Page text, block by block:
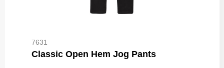
7631
Classic Open Hem Jog Pants